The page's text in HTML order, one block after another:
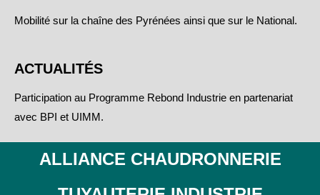
Mobilité sur la chaîne des Pyrénées ainsi que sur le National.
ACTUALITÉS
Participation au Programme Rebond Industrie en partenariat
avec BPI et UIMM.
ALLIANCE CHAUDRONNERIE